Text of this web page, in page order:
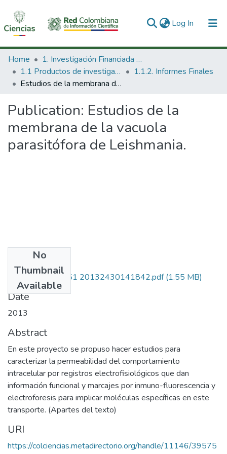
Log In (current)
Communities & Collections
All of DSpace
Home
1. Investigación Financiada con Recursos Públicos
1.1 Productos de investigación
1.1.2. Informes Finales
Estudios de la membrana de la vacuola parasitófora de Leishmania.
Publication: Estudios de la
membrana de la vacuola
parasitófora de Leishmania.
No
Thumbnail
Available
222851928951 20132430141842.pdf(1.55 MB)
Date
2013
Abstract
En este proyecto se propuso hacer estudios para
caracterizar la permeabilidad del comportamiento
intracelular por registros electrofisiológicos que dan
información funcional y marcajes por inmuno-fluorescencia y
electroforesis para implicar moléculas específicas en este
transporte. (Apartes del texto)
URI
https://colciencias.metadirectorio.org/handle/11146/39575